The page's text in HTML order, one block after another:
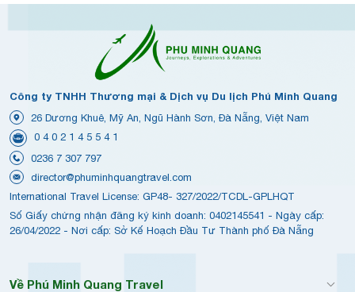
Công ty TNHH Thương mại & Dịch vụ Du lịch Phú Minh Quang
26 Dương Khuê, Mỹ An, Ngũ Hành Sơn, Đà Nẵng, Việt Nam
0 4 0 2 1 4 5 5 4 1
0236 7 307 797
director@phuminhquangtravel.com
International Travel License: GP48- 327/2022/TCDL-GPLHQT
Số Giấy chứng nhận đăng ký kinh doanh: 0402145541 - Ngày cấp:
26/04/2022 - Nơi cấp: Sở Kế Hoạch Đầu Tư Thành phố Đà Nẵng
Về Phú Minh Quang Travel